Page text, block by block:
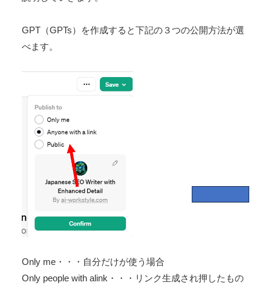
GPT（GPTs）を作成すると下記の３つの公開方法が選
べます。
Only me・・・自分だけが使う場合
Only people with alink・・・リンク生成され押したもの